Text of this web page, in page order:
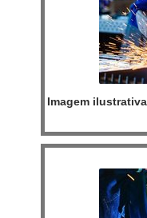
Imagem